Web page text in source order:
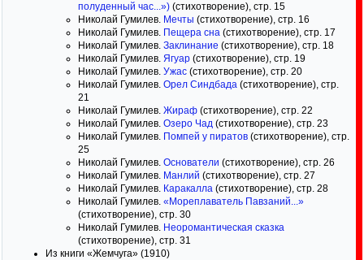
полуденный час...») (стихотворение), стр. 15
Николай Гумилев. Мечты (стихотворение), стр. 16
Николай Гумилев. Пещера сна (стихотворение), стр. 17
Николай Гумилев. Заклинание (стихотворение), стр. 18
Николай Гумилев. Ягуар (стихотворение), стр. 19
Николай Гумилев. Ужас (стихотворение), стр. 20
Николай Гумилев. Орел Синдбада (стихотворение), стр.
21
Николай Гумилев. Жираф (стихотворение), стр. 22
Николай Гумилев. Озеро Чад (стихотворение), стр. 23
Николай Гумилев. Помпей у пиратов (стихотворение), стр.
25
Николай Гумилев. Основатели (стихотворение), стр. 26
Николай Гумилев. Манлий (стихотворение), стр. 27
Николай Гумилев. Каракалла (стихотворение), стр. 28
Николай Гумилев. «Мореплаватель Павзаний...»
(стихотворение), стр. 30
Николай Гумилев. Неоромантическая сказка
(стихотворение), стр. 31
Из книги «Жемчуга» (1910)